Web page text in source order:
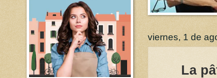
viernes, 1 de
La